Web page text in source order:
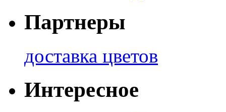
Партнеры
доставка цветов
Интересное